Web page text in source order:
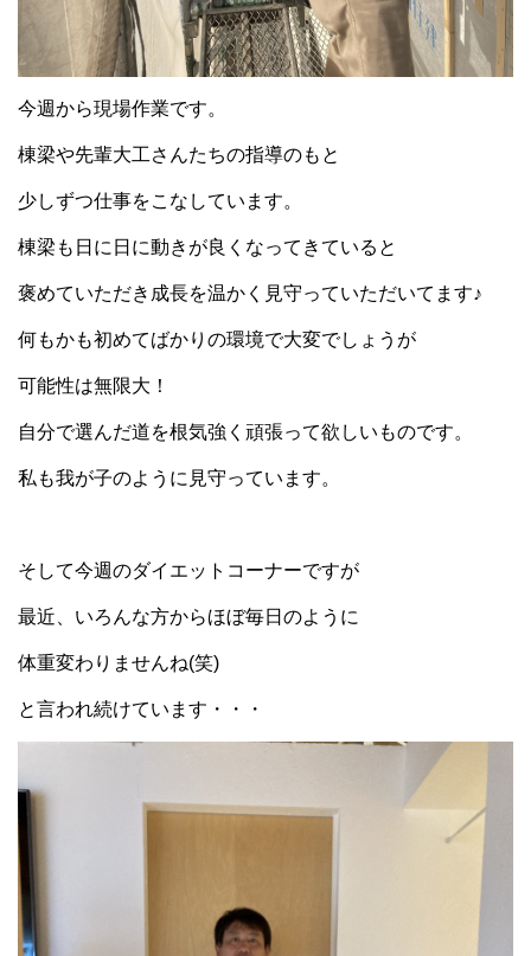
今週から現場作業です。
棟梁や先輩大工さんたちの指導のもと
少しずつ仕事をこなしています。
棟梁も日に日に動きが良くなってきていると
褒めていただき成長を温かく見守っていただいてます♪
何もかも初めてばかりの環境で大変でしょうが
可能性は無限大！
自分で選んだ道を根気強く頑張って欲しいものです。
私も我が子のように見守っています。
そして今週のダイエットコーナーですが
最近、いろんな方からほぼ毎日のように
体重変わりませんね(笑)
と言われ続けています・・・